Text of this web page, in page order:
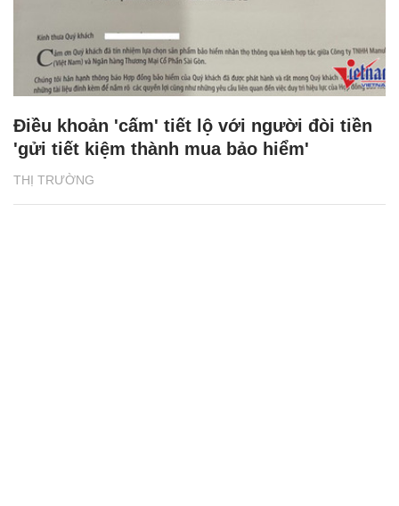
THỊ TRƯỜNG
Điều khoản 'cấm' tiết lộ với người đòi tiền
'gửi tiết kiệm thành mua bảo hiểm'